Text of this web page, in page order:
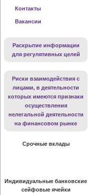
Контакты
Вакансии
Раскрытие информации
для регулятивных целей
Риски взаимодействия с
лицами, в деятельности
которых имеются признаки
осуществления
нелегальной деятельности
на финансовом рынке
Срочные вклады
Индивидуальные банковские
сейфовые ячейки